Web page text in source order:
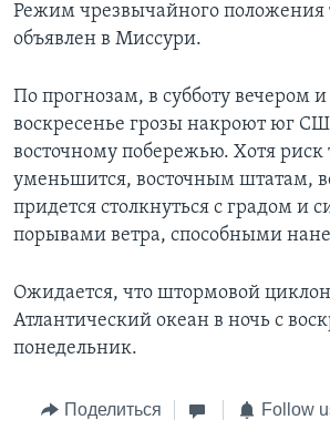
Режим чрезвычайного положения
объявлен в Миссури.
По прогнозам, в субботу вечером
воскресенье грозы накроют юг
восточному побережью. Хотя риск
уменьшится, восточным штатам,
придется столкнуться с градом и
порывами ветра, способными
Ожидается, что штормовой
Атлантический океан в ночь с
понедельник.
Поделиться Follow